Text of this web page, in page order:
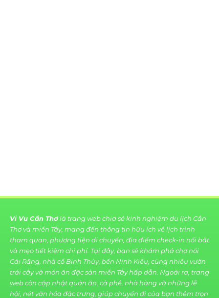
Vi Vu Cần Thơ là trang web chia sẻ kinh nghiệm du lịch Cần
Thơ và miền Tây, mang đến thông tin hữu ích về lịch trình
tham quan, phương tiện di chuyển, địa điểm check-in nổi bật
và mẹo tiết kiệm chi phí. Tại đây, bạn sẽ khám phá chợ nổi
Cái Răng, nhà cổ Bình Thủy, bến Ninh Kiều, cùng nhiều vườn
trái cây và món ăn đặc sản miền Tây hấp dẫn. Ngoài ra, trang
web còn cập nhật quán ăn, cà phê, nhà hàng và những lễ
hội, nét văn hóa đặc trưng, giúp chuyến đi của bạn thêm trọn